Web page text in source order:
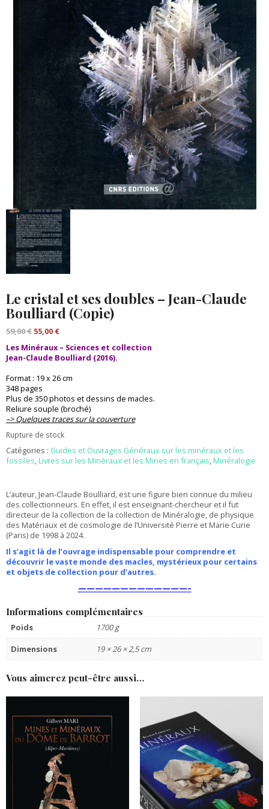
Le cristal et ses doubles – Jean-Claude
Boulliard (Copie)
59,00€ Le
initial
était :
55,00 €Le
actuel
est :
Les Minéraux – Sciences et collection
Jean-Claude Boulliard (2016).
Format : 19 x 26 cm
348 pages
Plus de 350 photos et dessins de macles.
Reliure souple (broché)
–> Quelques traces sur la couverture
Rupture de stock
Catégories : Guides et Ouvrages Généraux sur les minéraux et les
fossiles,Livres sur les Minéraux et les Mines en français,Minéralogie
L’auteur, Jean-Claude Boulliard, est une figure bien connue du milieu
des collectionneurs. En effet, il est enseignant-chercheur et il fut
directeur de la collection de la collection de Minéralogie, de physique
des Matériaux et de cosmologie de l’Université Pierre et Marie Curie
(Paris) de 1998 à 2024.
Il s’agit là de l’ouvrage indispensable pour comprendre et
découvrir le vaste monde des macles, mystérieux pour certains
et objets de collection pour d’autres.
—————————————–
Informations complémentaires
Poids
1700 g
Dimensions
19 × 26 × 2,5 cm
Vous aimerez peut-être aussi…